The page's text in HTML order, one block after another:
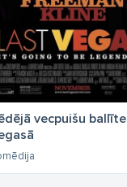
vecpuišu ballīte